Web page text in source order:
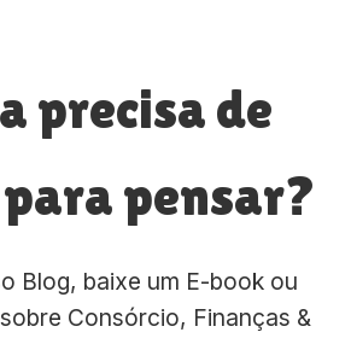
precisa de
pensar?
Blog, baixe um E-book ou
Consórcio, Finanças &